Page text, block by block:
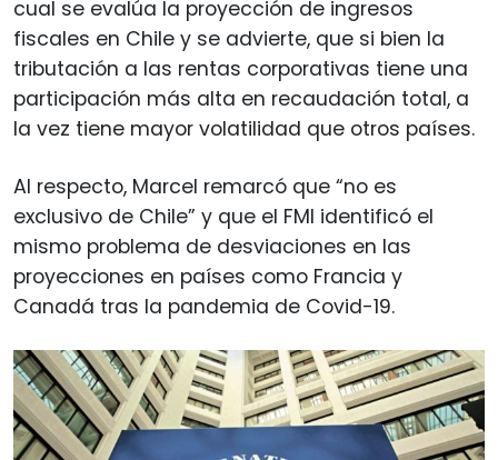
cual se evalúa la proyección de ingresos
fiscales en Chile y se advierte, que si bien la
tributación a las rentas corporativas tiene una
participación más alta en recaudación total, a
la vez tiene mayor volatilidad que otros países.
Al respecto, Marcel remarcó que “no es
exclusivo de Chile” y que el FMI identificó el
mismo problema de desviaciones en las
proyecciones en países como Francia y
Canadá tras la pandemia de Covid-19.